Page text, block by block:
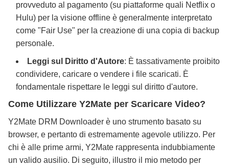
provveduto al pagamento (su piattaforme quali Netflix o
Hulu) per la visione offline è generalmente interpretato
come "Fair Use" per la creazione di una copia di backup
personale.
Leggi sul Diritto d'Autore: È tassativamente proibito
condividere, caricare o vendere i file scaricati. È
fondamentale rispettare le leggi sul diritto d'autore.
Come Utilizzare Y2Mate per Scaricare Video?
Y2Mate DRM Downloader è uno strumento basato su
browser, e pertanto di estremamente agevole utilizzo. Per
chi è alle prime armi, Y2Mate rappresenta indubbiamente
un valido ausilio. Di seguito, illustro il mio metodo per